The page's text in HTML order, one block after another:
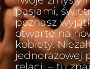
pasjami,
poznasz
otwarte na
kobiety.
jednorazowej
relacji – tu